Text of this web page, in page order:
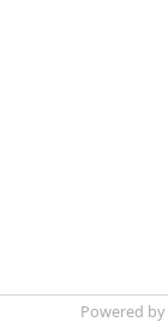
Powered by